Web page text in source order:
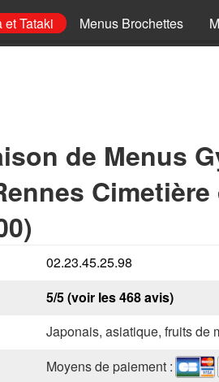
et Tataki Menus Brochettes
de Menus
02.23.45.25.98
5/5 (voir les 468 avis)
Japonais, asiatique, fruits de
Moyens de paiement :